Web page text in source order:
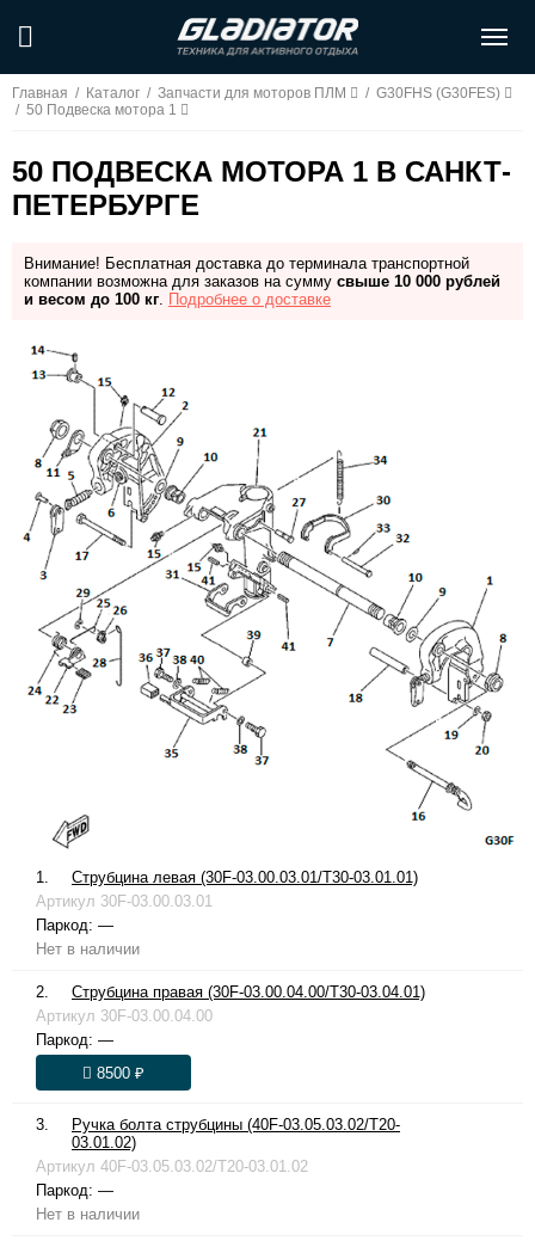
Главная / Каталог / Запчасти для моторов ПЛМ / G30FHS (G30FES)
/ 50 Подвеска мотора 1
50 ПОДВЕСКА МОТОРА 1 В САНКТ-
ПЕТЕРБУРГЕ
Внимание! Бесплатная доставка до терминала транспортной
компании возможна для заказов на сумму свыше 10 000 рублей
и весом до 100 кг. Подробнее о доставке
1.
Струбцина левая (30F-03.00.03.01/T30-03.01.01)
Артикул 30F-03.00.03.01
Паркод: —
Нет в наличии
2.
Струбцина правая (30F-03.00.04.00/T30-03.04.01)
Артикул 30F-03.00.04.00
Паркод: —
8500 ₽
3.
Ручка болта струбцины (40F-03.05.03.02/T20-
03.01.02)
Артикул 40F-03.05.03.02/T20-03.01.02
Паркод: —
Нет в наличии